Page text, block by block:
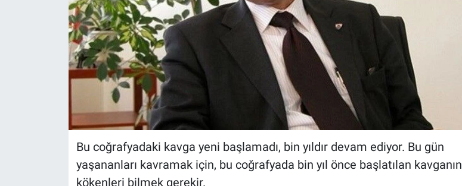
Bu coğrafyadaki kavga yeni başlamadı, bin yıldır devam ediyor. Bu gün
yaşananları kavramak için, bu coğrafyada bin yıl önce başlatılan kavganın
kökenleri bilmek gerekir.